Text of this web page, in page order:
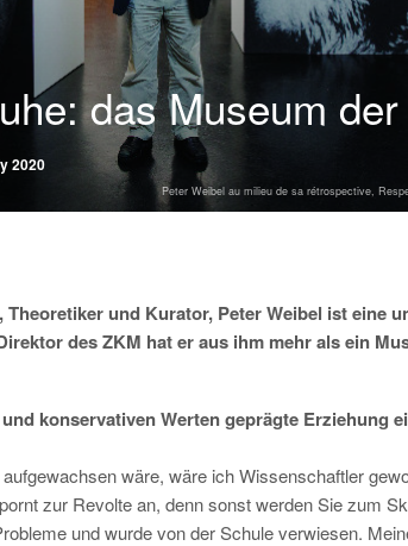
das Museum
2020
Peter Weibel au milieu de sa rétrospective,
und Kurator, Peter Weibel ist eine
des ZKM hat er aus ihm mehr als ein
konservativen Werten geprägte Erziehung
wäre, wäre ich Wissenschaftler
zur Revolte an, denn sonst werden Sie zum
und wurde von der Schule verwiesen.